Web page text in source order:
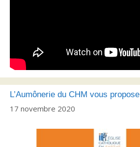
L’Aumônerie du CHM vous propose
17 novembre 2020